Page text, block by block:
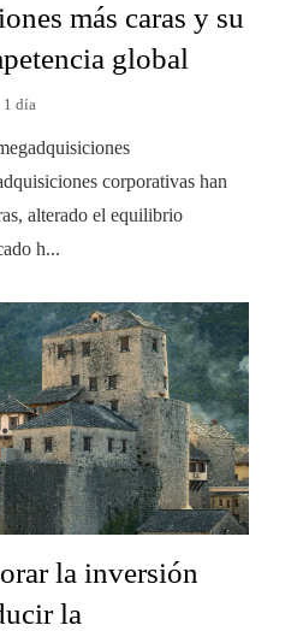
más caras y su
global
1 día
corporativas han
alterado el equilibrio
h...
la inversión
la